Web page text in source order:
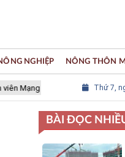
lưới các Thành phố Thủ công
Thứ 7,
NGHIỆP NÔNG THÔN
BÀI ĐỌC